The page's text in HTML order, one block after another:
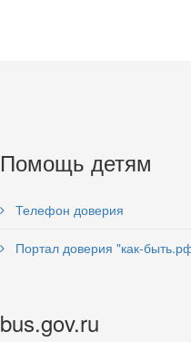
Помощь детям
Телефон доверия
Портал доверия "как-
bus.gov.ru